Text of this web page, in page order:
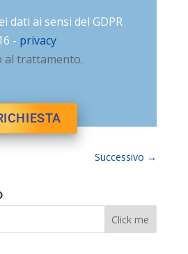
dati ai sensi del GDPR
- privacy
al trattamento.
Successivo →